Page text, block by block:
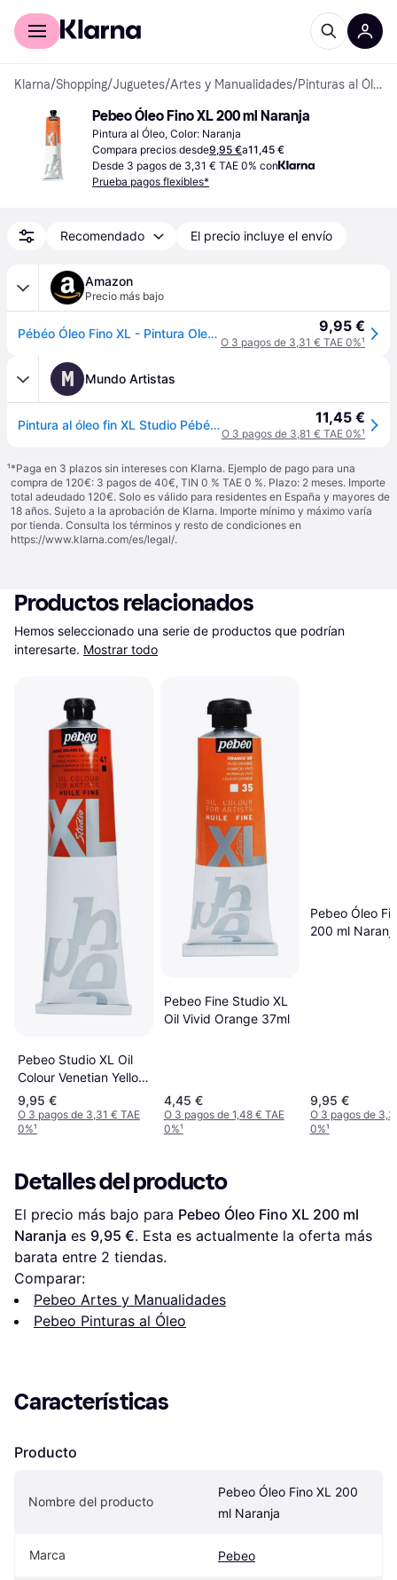
Comprar con Klarna
Klarna/Shopping/Juguetes/Artes y Manualidades/ Pinturas al Óleo
Pebeo Óleo Fino XL 200 ml Naranja
Pintura al Óleo, Color: Naranja
Compara precios desde9,95 €a11,45 €
Desde 3 pagos de 3,31 € TAE 0% con
Prueba pagos flexibles*
Recomendado El precio incluye el envío
Amazon
Precio más bajo
Pébéo Óleo Fino XL - Pintura Oleo, 200 ml, Naranja (Naranja Cadmio Imitación) 9,95 €
O 3 pagos de 3,31 € TAE 0%¹
M Mundo Artistas
Pintura al óleo fin XL Studio Pébéo, 200 ml, naranja cadmio (imit.) 11,45 €
O 3 pagos de 3,81 € TAE 0%¹
¹*Paga en 3 plazos sin intereses con Klarna. Ejemplo de pago para una
compra de 120€: 3 pagos de 40€, TIN 0 % TAE 0 %. Plazo: 2 meses. Importe
total adeudado 120€. Solo es válido para residentes en España y mayores de
18 años. Sujeto a la aprobación de Klarna. Importe mínimo y máximo varía
por tienda. Consulta los términos y resto de condiciones en
https://www.klarna.com/es/legal/.
Productos relacionados
Hemos seleccionado una serie de productos que podrían
interesarte. Mostrar todo
Pebeo Studio XL Oil
Colour Venetian Yellow
Orange 200ml
9,95 €
O 3 pagos de 3,31 € TAE
0%¹
Pebeo Fine Studio XL
Oil Vivid Orange 37ml
4,45 €
O 3 pagos de 1,48 € TAE
0%¹
Pebeo Óleo
200 ml
9,95 €
O 3 pagos de
0%¹
Detalles del producto
El precio más bajo para Pebeo Óleo Fino XL 200 ml
Naranja es 9,95 €. Esta es actualmente la oferta más
barata entre 2 tiendas.
Comparar:
Pebeo Artes y Manualidades
Pebeo Pinturas al Óleo
Características
Producto
Nombre del producto
Pebeo Óleo Fino XL 200
ml Naranja
Marca Pebeo